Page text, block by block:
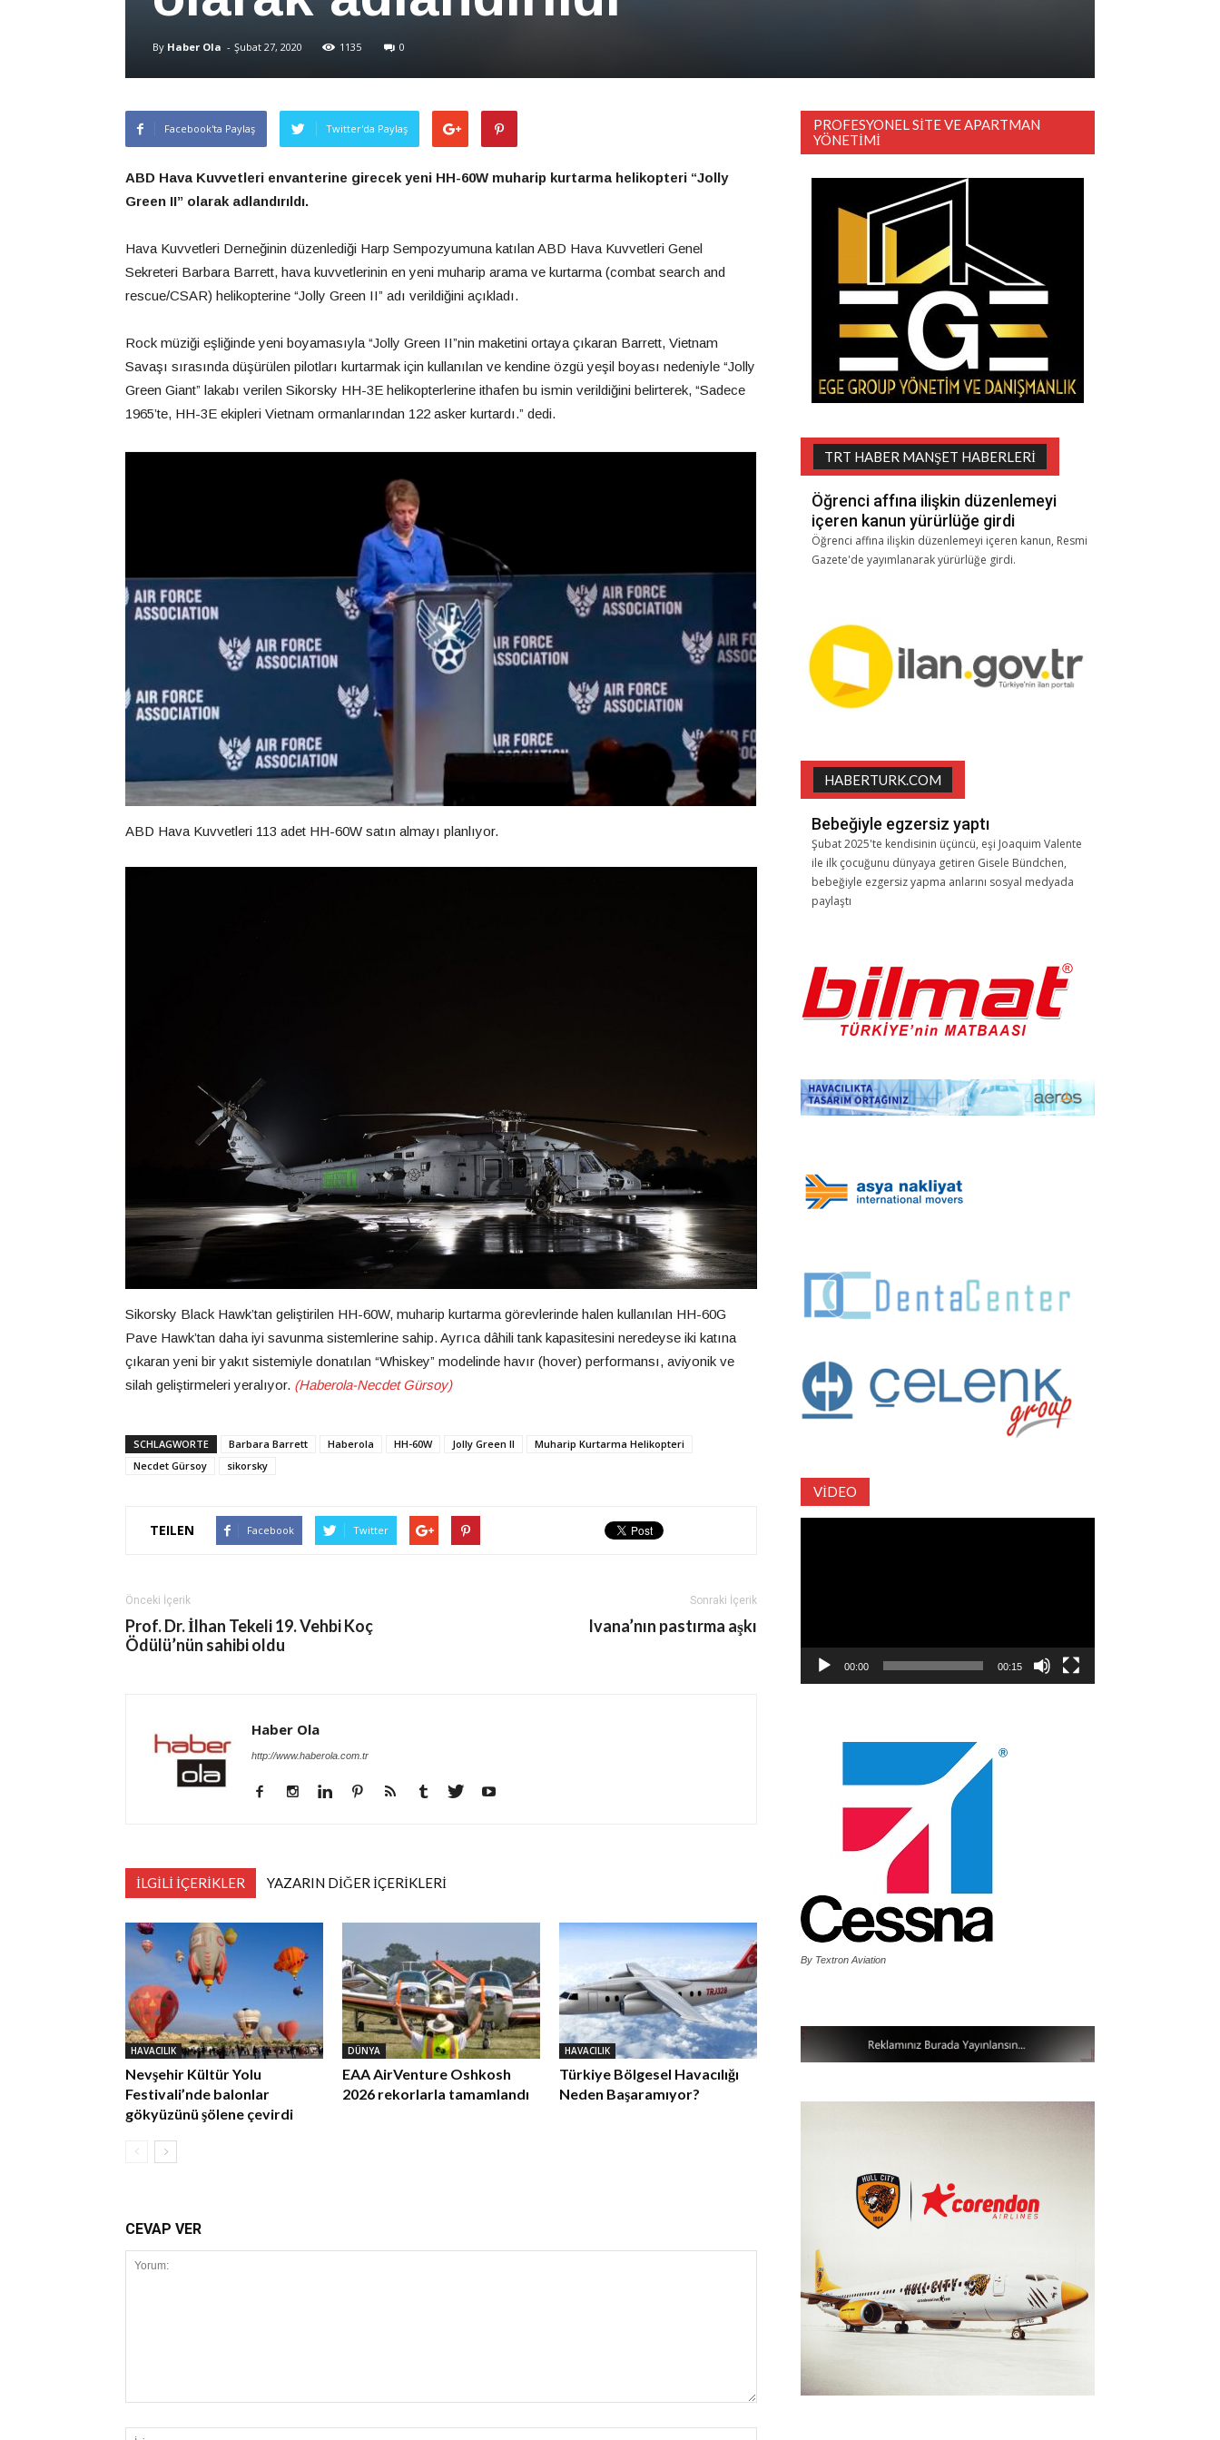
By Haber Ola - Şubat 27, 2020 1135 0
Facebook'ta Paylaş Twitter'da Paylaş
ABD Hava Kuvvetleri envanterine girecek yeni HH-60W muharip kurtarma helikopteri “Jolly
Green II” olarak adlandırıldı.
Hava Kuvvetleri Derneğinin düzenlediği Harp Sempozyumuna katılan ABD Hava Kuvvetleri Genel
Sekreteri Barbara Barrett, hava kuvvetlerinin en yeni muharip arama ve kurtarma (combat search and
rescue/CSAR) helikopterine “Jolly Green II” adı verildiğini açıkladı.
Rock müziği eşliğinde yeni boyamasıyla “Jolly Green II”nin maketini ortaya çıkaran Barrett, Vietnam
Savaşı sırasında düşürülen pilotları kurtarmak için kullanılan ve kendine özgü yeşil boyası nedeniyle “Jolly
Green Giant” lakabı verilen Sikorsky HH-3E helikopterlerine ithafen bu ismin verildiğini belirterek, “Sadece
1965’te, HH-3E ekipleri Vietnam ormanlarından 122 asker kurtardı.” dedi.
ABD Hava Kuvvetleri 113 adet HH-60W satın almayı planlıyor.
Sikorsky Black Hawk’tan geliştirilen HH-60W, muharip kurtarma görevlerinde halen kullanılan HH-60G
Pave Hawk’tan daha iyi savunma sistemlerine sahip. Ayrıca dâhili tank kapasitesini neredeyse iki katına
çıkaran yeni bir yakıt sistemiyle donatılan “Whiskey” modelinde havır (hover) performansı, aviyonik ve
silah geliştirmeleri yeralıyor. (Haberola-Necdet Gürsoy)
SCHLAGWORTE Barbara Barrett Haberola HH-60W Jolly Green II
Muharip Kurtarma Helikopteri
Necdet Gürsoy
sikorsky
TEILEN Facebook Twitter
Önceki İçerik
Prof. Dr. İlhan Tekeli 19. Vehbi Koç
Ödülü’nün sahibi oldu
Sonraki İçerik
Ivana’nın pastırma aşkı
Haber Ola
http://www.haberola.com.tr
İLGİLİ İÇERİKLER YAZARIN DİĞER İÇERİKLERİ
HAVACILIK
Nevşehir Kültür Yolu
Festivali’nde balonlar
gökyüzünü şölene çevirdi
DÜNYA
EAA AirVenture Oshkosh
2026 rekorlarla tamamlandı
HAVACILIK
Türkiye Bölgesel Havacılığı
Neden Başaramıyor?
CEVAP VER
PROFESYONEL SITE VE APARTMAN
YÖNETIMI
TRT HABER MANŞET HABERLERI
Öğrenci affına ilişkin düzenlemeyi
içeren kanun yürürlüğe girdi
Öğrenci affına ilişkin düzenlemeyi içeren kanun, Resmi
Gazete'de yayımlanarak yürürlüğe girdi.
HABERTURK.COM
Bebeğiyle egzersiz yaptı
Şubat 2025'te kendisinin üçüncü, eşi Joaquim Valente
ile ilk çocuğunu dünyaya getiren Gisele Bündchen,
bebeğiyle ezgersiz yapma anlarını sosyal medyada
paylaştı
VIDEO
00:00 00:15
By Textron Aviation